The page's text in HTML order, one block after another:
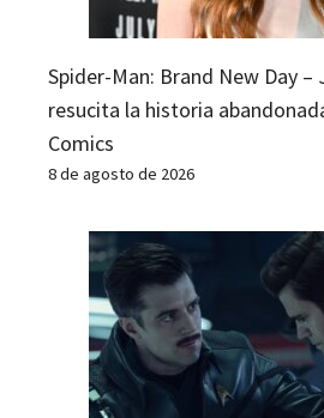
Spider-Man: Brand New Day –
resucita la historia
Comics
8 de agosto de 2026